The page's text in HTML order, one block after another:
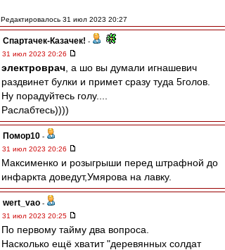
Редактировалось 31 июл 2023 20:27
Спартачек-Казачек! -
31 июл 2023 20:26
электроврач , а шо вы думали игнашевич
раздвинет булки и примет сразу туда 5голов.
Ну порадуйтесь голу....
Раслабтесь))))
Помор10 -
31 июл 2023 20:26
Максименко и розыгрыши перед штрафной до
инфаркта доведут,Умярова на лавку.
wert_vao -
31 июл 2023 20:25
По первому тайму два вопроса.
Насколько ещё хватит "деревянных солдат